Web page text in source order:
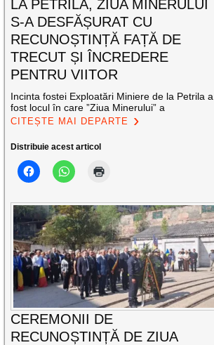
LA PETRILA, ZIUA MINERULUI
S-A DESFĂȘURAT CU
RECUNOȘTINȚĂ FAȚĂ DE
TRECUT ȘI ÎNCREDERE
PENTRU VIITOR
Incinta fostei Exploatări Miniere de la Petrila a
fost locul în care ”Ziua Minerului” a
CITEȘTE MAI DEPARTE
Distribuie acest articol
CEREMONII DE
RECUNOȘTINȚĂ DE ZIUA